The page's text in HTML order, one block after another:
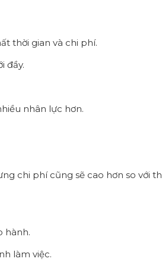
thời gian và chi phí.
đầy.
nhân lực hơn.
chi phí cũng sẽ cao hơn so với
hành.
làm việc.